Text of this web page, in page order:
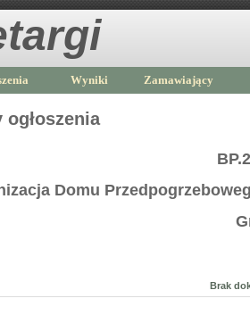
Wyniki Zamawiający
ogłoszenia
Domu
Brak